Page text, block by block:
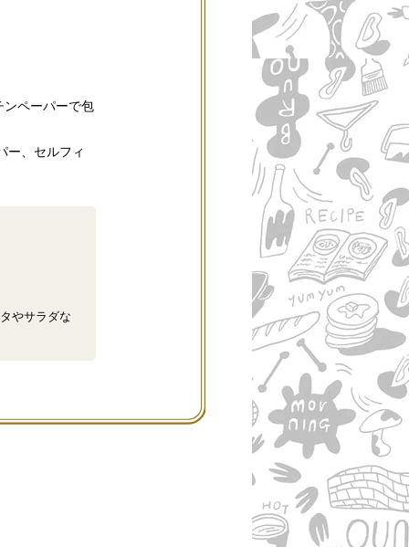
ンペーパーで包
ー、セルフィ
やサラダな